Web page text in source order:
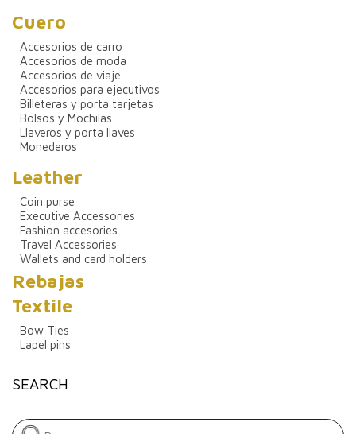
Cuero
Accesorios de carro
Accesorios de moda
Accesorios de viaje
Accesorios para ejecutivos
Billeteras y porta tarjetas
Bolsos y Mochilas
Llaveros y porta llaves
Monederos
Leather
Coin purse
Executive Accessories
Fashion accesories
Travel Accessories
Wallets and card holders
Rebajas
Textile
Bow Ties
Lapel pins
SEARCH